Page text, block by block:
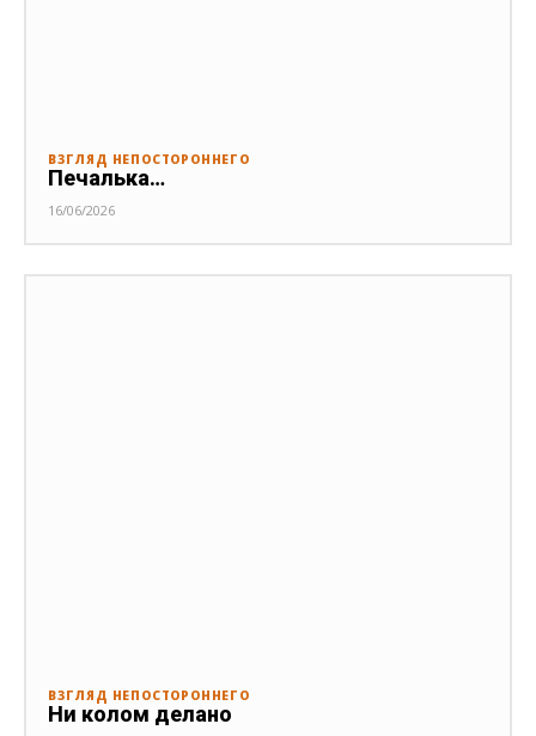
ВЗГЛЯД НЕПОСТОРОННЕГО
Печалька…
16/06/2026
ВЗГЛЯД НЕПОСТОРОННЕГО
Ни колом делано